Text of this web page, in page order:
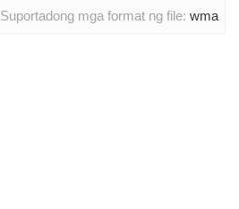
Suportadong mga format ng file: wma